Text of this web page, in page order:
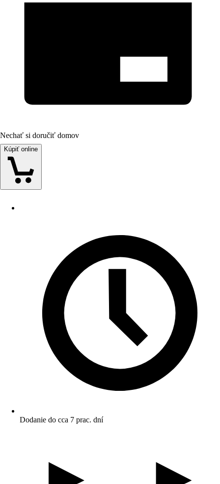
Nechať si doručiť domov
Kúpiť online
Dodanie do cca 7 prac. dní